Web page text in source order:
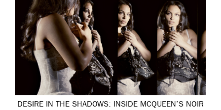
DESIRE IN THE SHADOWS: INSIDE MCQUEEN’S NOIR